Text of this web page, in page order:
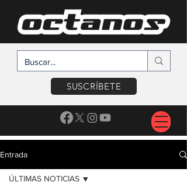
SUSCRÍBETE
Entrada
ÚLTIMAS NOTICIAS